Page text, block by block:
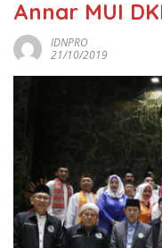
Annar MUI
IDNPRO
21/10/2019